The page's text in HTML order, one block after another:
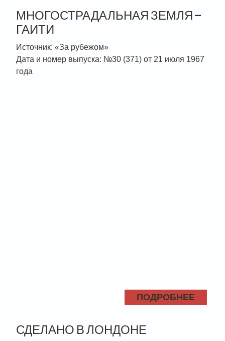
МНОГОСТРАДАЛЬНАЯ ЗЕМЛЯ —
ГАИТИ
Источник: «За рубежом»
Дата и номер выпуска: №30 (371) от 21 июля 1967
года
ПОДРОБНЕЕ
СДЕЛАНО В ЛОНДОНЕ